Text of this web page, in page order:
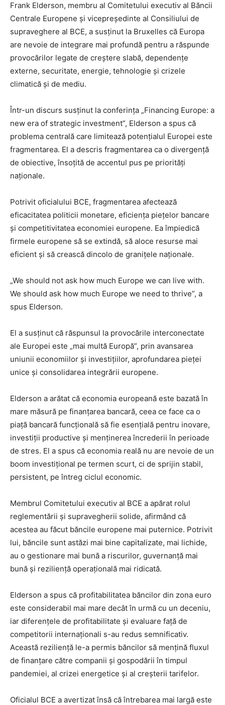
Frank Elderson, membru al Comitetului executiv al Băncii
Centrale Europene și vicepreședinte al Consiliului de
supraveghere al BCE, a susținut la Bruxelles că Europa
are nevoie de integrare mai profundă pentru a răspunde
provocărilor legate de creștere slabă, dependențe
externe, securitate, energie, tehnologie și crizele
climatică și de mediu.
Într-un discurs susținut la conferința „Financing Europe: a
new era of strategic investment”, Elderson a spus că
problema centrală care limitează potențialul Europei este
fragmentarea. El a descris fragmentarea ca o divergență
de obiective, însoțită de accentul pus pe priorități
naționale.
Potrivit oficialului BCE, fragmentarea afectează
eficacitatea politicii monetare, eficiența piețelor bancare
și competitivitatea economiei europene. Ea împiedică
firmele europene să se extindă, să aloce resurse mai
eficient și să crească dincolo de granițele naționale.
„We should not ask how much Europe we can live with.
We should ask how much Europe we need to thrive”, a
spus Elderson.
El a susținut că răspunsul la provocările interconectate
ale Europei este „mai multă Europă”, prin avansarea
uniunii economiilor și investițiilor, aprofundarea pieței
unice și consolidarea integrării europene.
Elderson a arătat că economia europeană este bazată în
mare măsură pe finanțarea bancară, ceea ce face ca o
piață bancară funcțională să fie esențială pentru inovare,
investiții productive și menținerea încrederii în perioade
de stres. El a spus că economia reală nu are nevoie de un
boom investițional pe termen scurt, ci de sprijin stabil,
persistent, pe întreg ciclul economic.
Membrul Comitetului executiv al BCE a apărat rolul
reglementării și supravegherii solide, afirmând că
acestea au făcut băncile europene mai puternice. Potrivit
lui, băncile sunt astăzi mai bine capitalizate, mai lichide,
au o gestionare mai bună a riscurilor, guvernanță mai
bună și reziliență operațională mai ridicată.
Elderson a spus că profitabilitatea băncilor din zona euro
este considerabil mai mare decât în urmă cu un deceniu,
iar diferențele de profitabilitate și evaluare față de
competitorii internaționali s-au redus semnificativ.
Această reziliență le-a permis băncilor să mențină fluxul
de finanțare către companii și gospodării în timpul
pandemiei, al crizei energetice și al creșterii tarifelor.
Oficialul BCE a avertizat însă că întrebarea mai largă este